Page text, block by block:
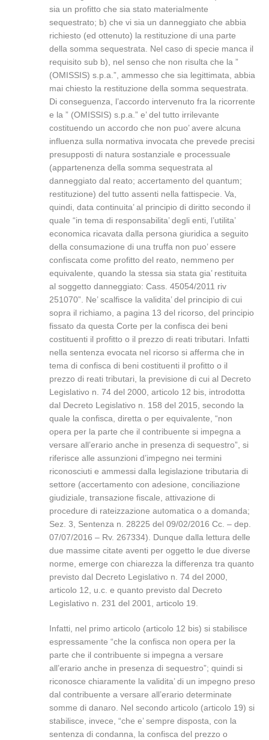
sia un profitto che sia stato materialmente
sequestrato; b) che vi sia un danneggiato che abbia
richiesto (ed ottenuto) la restituzione di una parte
della somma sequestrata. Nel caso di specie manca il
requisito sub b), nel senso che non risulta che la ”
(OMISSIS) s.p.a.”, ammesso che sia legittimata, abbia
mai chiesto la restituzione della somma sequestrata.
Di conseguenza, l’accordo intervenuto fra la ricorrente
e la ” (OMISSIS) s.p.a.” e’ del tutto irrilevante
costituendo un accordo che non puo’ avere alcuna
influenza sulla normativa invocata che prevede precisi
presupposti di natura sostanziale e processuale
(appartenenza della somma sequestrata al
danneggiato dal reato; accertamento del quantum;
restituzione) del tutto assenti nella fattispecie. Va,
quindi, data continuita’ al principio di diritto secondo il
quale “in tema di responsabilita’ degli enti, l’utilita’
economica ricavata dalla persona giuridica a seguito
della consumazione di una truffa non puo’ essere
confiscata come profitto del reato, nemmeno per
equivalente, quando la stessa sia stata gia’ restituita
al soggetto danneggiato: Cass. 45054/2011 riv
251070”. Ne’ scalfisce la validita’ del principio di cui
sopra il richiamo, a pagina 13 del ricorso, del principio
fissato da questa Corte per la confisca dei beni
costituenti il profitto o il prezzo di reati tributari. Infatti
nella sentenza evocata nel ricorso si afferma che in
tema di confisca di beni costituenti il profitto o il
prezzo di reati tributari, la previsione di cui al Decreto
Legislativo n. 74 del 2000, articolo 12 bis, introdotta
dal Decreto Legislativo n. 158 del 2015, secondo la
quale la confisca, diretta o per equivalente, “non
opera per la parte che il contribuente si impegna a
versare all’erario anche in presenza di sequestro”, si
riferisce alle assunzioni d’impegno nei termini
riconosciuti e ammessi dalla legislazione tributaria di
settore (accertamento con adesione, conciliazione
giudiziale, transazione fiscale, attivazione di
procedure di rateizzazione automatica o a domanda;
Sez. 3, Sentenza n. 28225 del 09/02/2016 Cc. – dep.
07/07/2016 – Rv. 267334). Dunque dalla lettura delle
due massime citate aventi per oggetto le due diverse
norme, emerge con chiarezza la differenza tra quanto
previsto dal Decreto Legislativo n. 74 del 2000,
articolo 12, u.c. e quanto previsto dal Decreto
Legislativo n. 231 del 2001, articolo 19.
Infatti, nel primo articolo (articolo 12 bis) si stabilisce
espressamente “che la confisca non opera per la
parte che il contribuente si impegna a versare
all’erario anche in presenza di sequestro”; quindi si
riconosce chiaramente la validita’ di un impegno preso
dal contribuente a versare all’erario determinate
somme di danaro. Nel secondo articolo (articolo 19) si
stabilisce, invece, “che e’ sempre disposta, con la
sentenza di condanna, la confisca del prezzo o